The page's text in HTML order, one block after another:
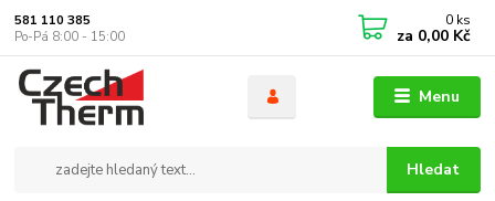
Menu
Hledat
581 110 385
Po-Pá 8:00 - 15:00
0 ks
za 0,00 Kč